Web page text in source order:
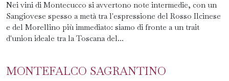
Nei vini di Montecucco si avvertono note intermedie, con un
Sangiovese spesso a metà tra l'espressione del Rosso Ilcinese
e del Morellino più immediato: siamo di fronte a un trait
d'union ideale tra la Toscana del...
MONTEFALCO SAGRANTINO